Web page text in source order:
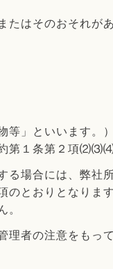
はそのおそれが
」といいます。
第１条第２項⑵⑶⑷
場合には、弊社
とおりとなりま
者の注意をもっ